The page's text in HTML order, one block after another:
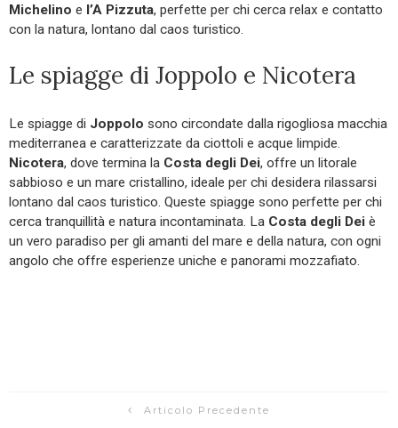
Michelino e l’A Pizzuta, perfette per chi cerca relax e contatto
con la natura, lontano dal caos turistico.
Le spiagge di Joppolo e Nicotera
Le spiagge di Joppolo sono circondate dalla rigogliosa macchia
mediterranea e caratterizzate da ciottoli e acque limpide.
Nicotera, dove termina la Costa degli Dei, offre un litorale
sabbioso e un mare cristallino, ideale per chi desidera rilassarsi
lontano dal caos turistico. Queste spiagge sono perfette per chi
cerca tranquillità e natura incontaminata. La Costa degli Dei è
un vero paradiso per gli amanti del mare e della natura, con ogni
angolo che offre esperienze uniche e panorami mozzafiato.
Articolo Precedente